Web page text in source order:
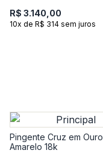
R$ 3.140,00
10x de R$ 314 sem juros
Pingente Cruz em Ouro
Amarelo 18k